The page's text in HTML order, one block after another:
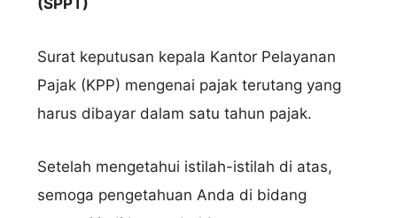
Surat keputusan kepala Kantor Pelayanan
Pajak (KPP) mengenai pajak terutang yang
harus dibayar dalam satu tahun pajak.
Setelah mengetahui istilah-istilah di atas,
semoga pengetahuan Anda di bidang